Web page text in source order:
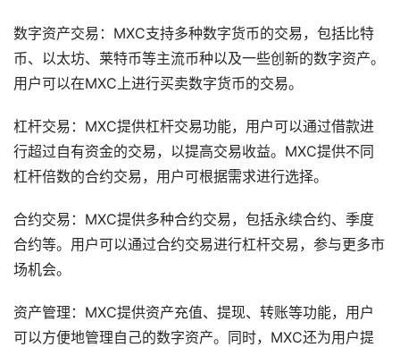
数字资产交易：MXC支持多种数字货币的交易，包括比特
币、以太坊、莱特币等主流币种以及一些创新的数字资产。
用户可以在MXC上进行买卖数字货币的交易。
杠杆交易：MXC提供杠杆交易功能，用户可以通过借款进
行超过自有资金的交易，以提高交易收益。MXC提供不同
杠杆倍数的合约交易，用户可根据需求进行选择。
合约交易：MXC提供多种合约交易，包括永续合约、季度
合约等。用户可以通过合约交易进行杠杆交易，参与更多市
场机会。
资产管理：MXC提供资产充值、提现、转账等功能，用户
可以方便地管理自己的数字资产。同时，MXC还为用户提